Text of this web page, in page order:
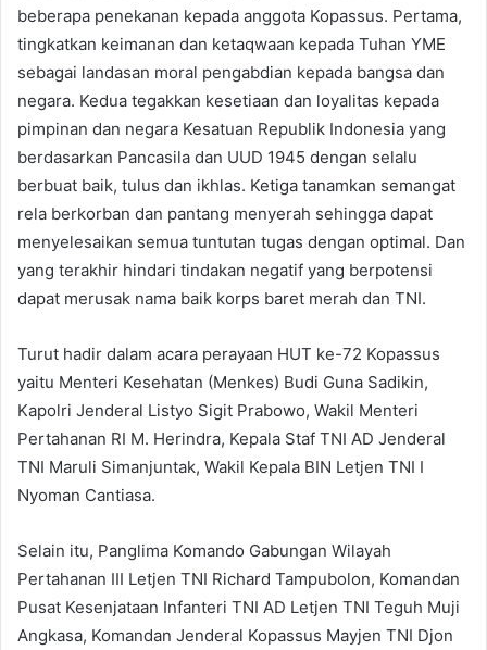
beberapa penekanan kepada anggota Kopassus. Pertama,
tingkatkan keimanan dan ketaqwaan kepada Tuhan YME
sebagai landasan moral pengabdian kepada bangsa dan
negara. Kedua tegakkan kesetiaan dan loyalitas kepada
pimpinan dan negara Kesatuan Republik Indonesia yang
berdasarkan Pancasila dan UUD 1945 dengan selalu
berbuat baik, tulus dan ikhlas. Ketiga tanamkan semangat
rela berkorban dan pantang menyerah sehingga dapat
menyelesaikan semua tuntutan tugas dengan optimal. Dan
yang terakhir hindari tindakan negatif yang berpotensi
dapat merusak nama baik korps baret merah dan TNI.
Turut hadir dalam acara perayaan HUT ke-72 Kopassus
yaitu Menteri Kesehatan (Menkes) Budi Guna Sadikin,
Kapolri Jenderal Listyo Sigit Prabowo, Wakil Menteri
Pertahanan RI M. Herindra, Kepala Staf TNI AD Jenderal
TNI Maruli Simanjuntak, Wakil Kepala BIN Letjen TNI I
Nyoman Cantiasa.
Selain itu, Panglima Komando Gabungan Wilayah
Pertahanan III Letjen TNI Richard Tampubolon, Komandan
Pusat Kesenjataan Infanteri TNI AD Letjen TNI Teguh Muji
Angkasa, Komandan Jenderal Kopassus Mayjen TNI Djon